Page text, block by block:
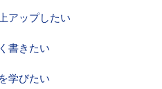
アップしたい
書きたい
学びたい